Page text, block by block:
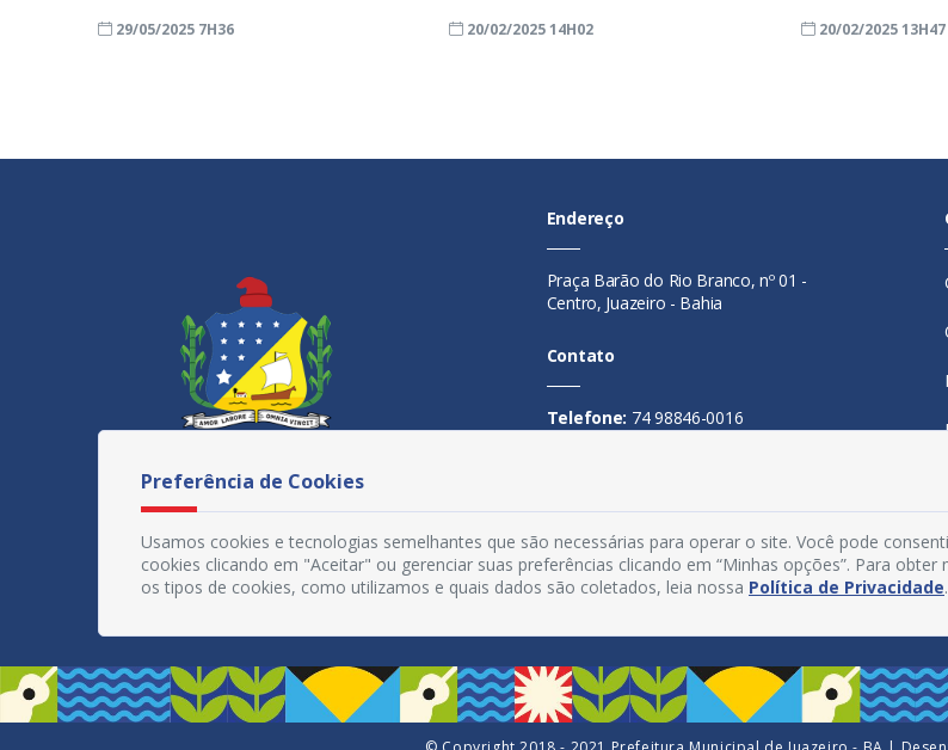
29/05/2025 7H36 20/02/2025 14H02 20/02/2025 13H47
Endereço
Praça Barão do Rio Branco, nº 01 -
Centro, Juazeiro - Bahia
Contato
Telefone: 74 98846-0016
Segunda a sexta-feira, das 08h às
14h
Preferência de Cookies
Usamos cookies e tecnologias semelhantes que são necessárias para operar o site. Você pode
cookies clicando em "Aceitar" ou gerenciar suas preferências clicando em “Minhas opções”. Para
os tipos de cookies, como utilizamos e quais dados são coletados, leia nossa Política de Privacidade.